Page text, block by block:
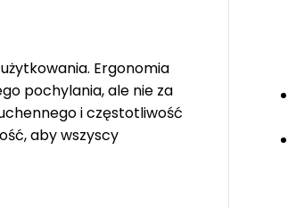
Ergonomia
pochylania, ale nie za
i częstotliwość
aby wszyscy